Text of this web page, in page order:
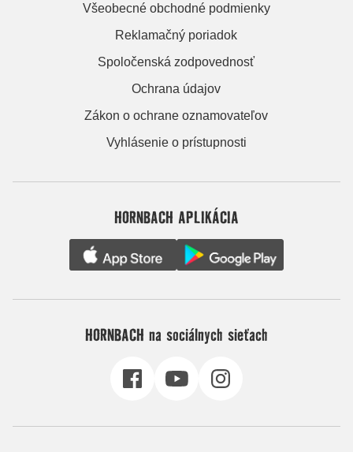
Všeobecné obchodné podmienky
Reklamačný poriadok
Spoločenská zodpovednosť
Ochrana údajov
Zákon o ochrane oznamovateľov
Vyhlásenie o prístupnosti
HORNBACH APLIKÁCIA
HORNBACH na sociálnych sieťach